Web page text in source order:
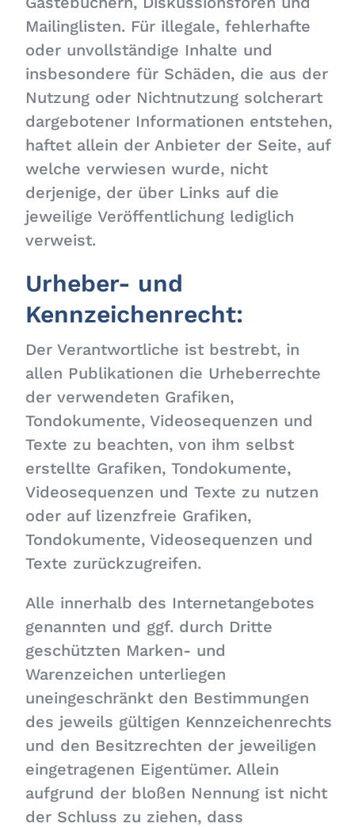
Mailinglisten. Für illegale, fehlerhafte
oder unvollständige Inhalte und
insbesondere für Schäden, die aus der
Nutzung oder Nichtnutzung solcherart
dargebotener Informationen entstehen,
haftet allein der Anbieter der Seite, auf
welche verwiesen wurde, nicht
derjenige, der über Links auf die
jeweilige Veröffentlichung lediglich
verweist.
Urheber- und
Kennzeichenrecht:
Der Verantwortliche ist bestrebt, in
allen Publikationen die Urheberrechte
der verwendeten Grafiken,
Tondokumente, Videosequenzen und
Texte zu beachten, von ihm selbst
erstellte Grafiken, Tondokumente,
Videosequenzen und Texte zu nutzen
oder auf lizenzfreie Grafiken,
Tondokumente, Videosequenzen und
Texte zurückzugreifen.
Alle innerhalb des Internetangebotes
genannten und ggf. durch Dritte
geschützten Marken- und
Warenzeichen unterliegen
uneingeschränkt den Bestimmungen
des jeweils gültigen Kennzeichenrechts
und den Besitzrechten der jeweiligen
eingetragenen Eigentümer. Allein
aufgrund der bloßen Nennung ist nicht
der Schluss zu ziehen, dass